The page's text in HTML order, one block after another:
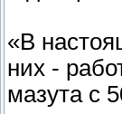
«В
них -
мазута с